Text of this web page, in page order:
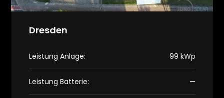
Dresden
Leistung Anlage: 99 kWp
Leistung Batterie: —